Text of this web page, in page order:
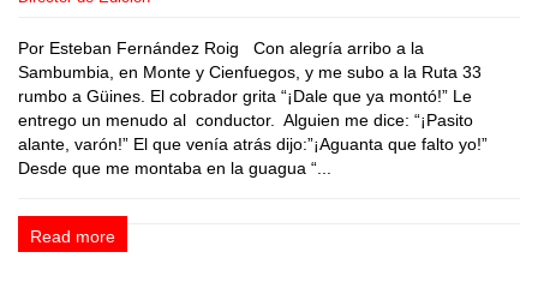
Por Esteban Fernández Roig Con alegría arribo a la
Sambumbia, en Monte y Cienfuegos, y me subo a la Ruta 33
rumbo a Güines. El cobrador grita “¡Dale que ya montó!” Le
entrego un menudo al conductor. Alguien me dice: “¡Pasito
alante, varón!” El que venía atrás dijo:”¡Aguanta que falto yo!”
Desde que me montaba en la guagua “...
Read more